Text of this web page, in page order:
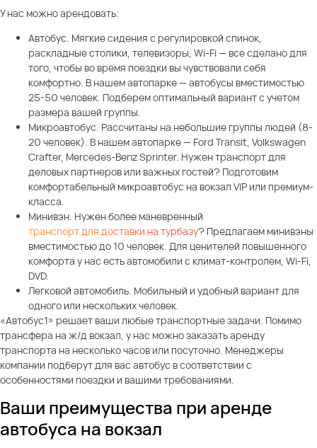
У нас можно арендовать:
Автобус. Мягкие сидения с регулировкой спинок,
раскладные столики, телевизоры, Wi-Fi — все сделано для
того, чтобы во время поездки вы чувствовали себя
комфортно. В нашем автопарке — автобусы вместимостью
25-50 человек. Подберем оптимальный вариант с учетом
размера вашей группы.
Микроавтобус. Рассчитаны на небольшие группы людей (8-
20 человек). В нашем автопарке — Ford Transit, Volkswagen
Crafter, Mercedes-Benz Sprinter. Нужен транспорт для
деловых партнеров или важных гостей? Подготовим
комфортабельный микроавтобус на вокзал VIP или премиум-
класса.
Минивэн. Нужен более маневренный
транспорт для доставки на турбазу? Предлагаем минивэны
вместимостью до 10 человек. Для ценителей повышенного
комфорта у нас есть автомобили с климат-контролем, Wi-Fi,
DVD.
Легковой автомобиль. Мобильный и удобный вариант для
одного или нескольких человек.
«Автобус1» решает ваши любые транспортные задачи. Помимо
трансфера на ж/д вокзал, у нас можно заказать аренду
транспорта на несколько часов или посуточно. Менеджеры
компании подберут для вас автобус в соответствии с
особенностями поездки и вашими требованиями.
Ваши преимущества при аренде
автобуса на вокзал